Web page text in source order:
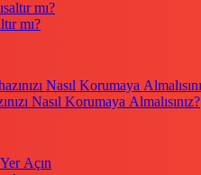
mı?
Nasıl Korumaya Almalısınız?